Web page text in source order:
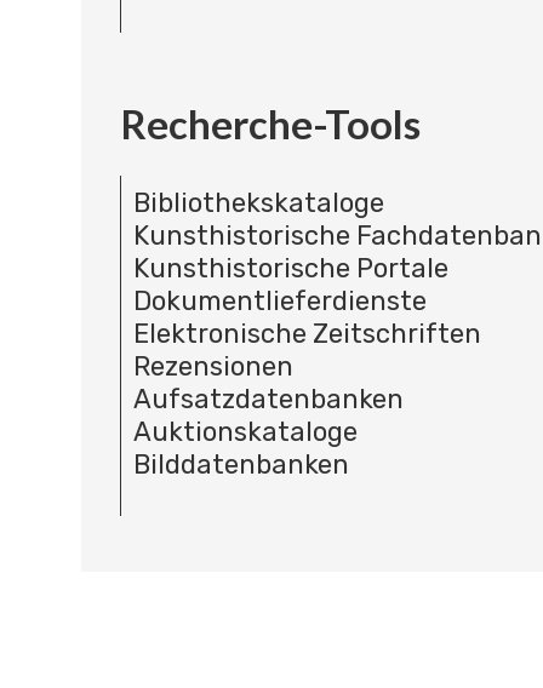
Recherche-Tools
Bibliothekskataloge
Kunsthistorische
Kunsthistorische Portale
Dokumentlieferdienste
Elektronische Zeitschriften
Rezensionen
Aufsatzdatenbanken
Auktionskataloge
Bilddatenbanken